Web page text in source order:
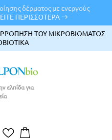
δέρματος με ενεργούς
ΠΕΡΙΣΣΟΤΕΡΑ
ΤΟΥ ΜΙΚΡΟΒΙΩΜΑΤΟΣ
ελπίδα για